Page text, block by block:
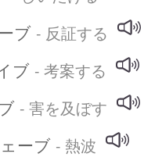
ブ - 反証する
ブ - 考案する
- 害を及ぼす
ーブ - 熱波